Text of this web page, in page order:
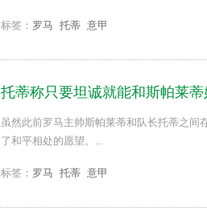
标签： 罗马 托蒂 意甲
托蒂称只要坦诚就能和斯帕莱
虽然此前罗马主帅斯帕莱蒂和队长托蒂之间
了和平相处的愿望。...
标签： 罗马 托蒂 意甲